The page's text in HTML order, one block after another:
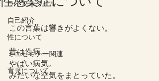
ライフスタイル
自己紹介
性について
ミニセミナー関連
育児について
この言葉は響きがよくない。
昔は性病。
やばい病気。
みたいな空気をまとっていた。